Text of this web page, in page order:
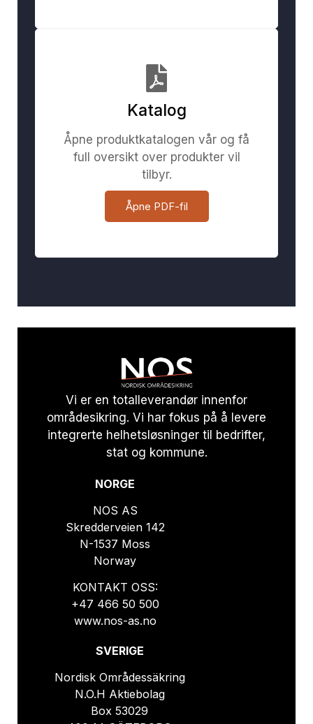
Katalog
Åpne produktkatalogen vår og få
full oversikt over produkter vil
tilbyr.
Åpne PDF-fil
Vi er en totalleverandør innenfor
områdesikring. Vi har fokus på å levere
integrerte helhetsløsninger til bedrifter,
stat og kommune.
NORGE
NOS AS
Skredderveien 142
N-1537 Moss
Norway
KONTAKT OSS:
+47 466 50 500
www.nos-as.no
SVERIGE
Nordisk Områdessäkring
N.O.H Aktiebolag
Box 53029